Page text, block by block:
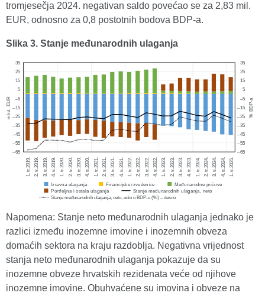
tromjesečja 2024. negativan saldo povećao se za 2,83 mil.
EUR, odnosno za 0,8 postotnih bodova BDP-a.
Slika 3. Stanje međunarodnih ulaganja
Napomena: Stanje neto međunarodnih ulaganja jednako je
razlici između inozemne imovine i inozemnih obveza
domaćih sektora na kraju razdoblja. Negativna vrijednost
stanja neto međunarodnih ulaganja pokazuje da su
inozemne obveze hrvatskih rezidenata veće od njihove
inozemne imovine. Obuhvaćene su imovina i obveze na